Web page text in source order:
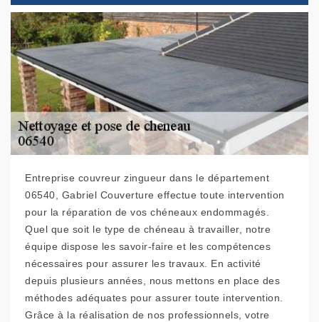
Entreprise couvreur zingueur dans le département
06540, Gabriel Couverture effectue toute intervention
pour la réparation de vos chéneaux endommagés.
Quel que soit le type de chéneau à travailler, notre
équipe dispose les savoir-faire et les compétences
nécessaires pour assurer les travaux. En activité
depuis plusieurs années, nous mettons en place des
méthodes adéquates pour assurer toute intervention.
Grâce à la réalisation de nos professionnels, votre